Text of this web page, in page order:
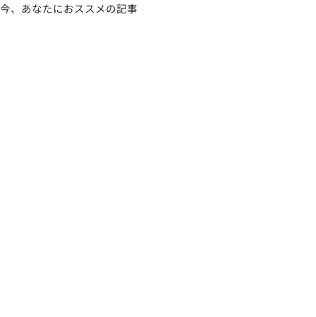
今、あなたにおススメの記事